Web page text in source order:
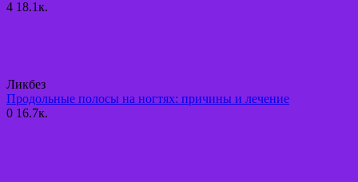
4 18.1к.
Ликбез
Продольные полосы на ногтях: причины и лечение
0 16.7к.